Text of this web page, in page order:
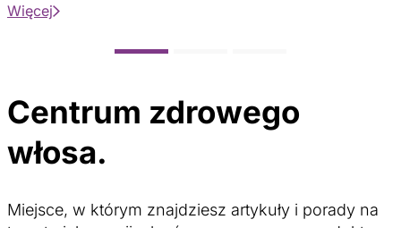
Więcej
Centrum zdrowego
włosa.
Miejsce, w którym znajdziesz artykuły i porady na